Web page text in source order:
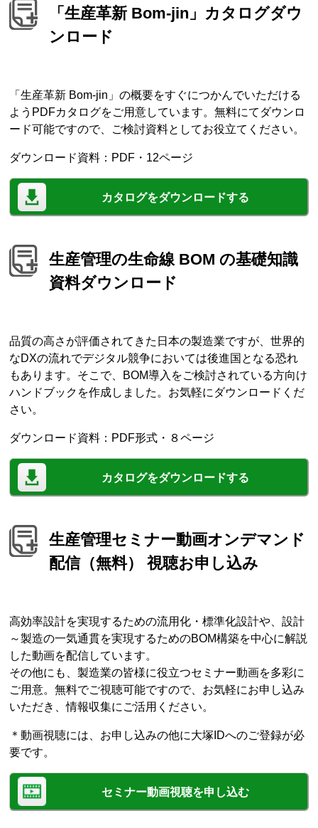
「生産革新 Bom-jin」カタログダウ
ンロード
「生産革新 Bom-jin」の概要をすぐにつかんでいただける
ようPDFカタログをご用意しています。無料にてダウンロ
ード可能ですので、ご検討資料としてお役立てください。
ダウンロード資料：PDF・12ページ
カタログをダウンロードする
生産管理の生命線 BOM の基礎知識
資料ダウンロード
品質の高さが評価されてきた日本の製造業ですが、世界的
なDXの流れでデジタル競争においては後進国となる恐れ
もあります。そこで、BOM導入をご検討されている方向け
ハンドブックを作成しました。お気軽にダウンロードくだ
さい。
ダウンロード資料：PDF形式・８ページ
カタログをダウンロードする
生産管理セミナー動画オンデマンド
配信（無料） 視聴お申し込み
高効率設計を実現するための流用化・標準化設計や、設計
～製造の一気通貫を実現するためのBOM構築を中心に解説
した動画を配信しています。
その他にも、製造業の皆様に役立つセミナー動画を多彩に
ご用意。無料でご視聴可能ですので、お気軽にお申し込み
いただき、情報収集にご活用ください。
＊動画視聴には、お申し込みの他に大塚IDへのご登録が必
要です。
セミナー動画視聴を申し込む